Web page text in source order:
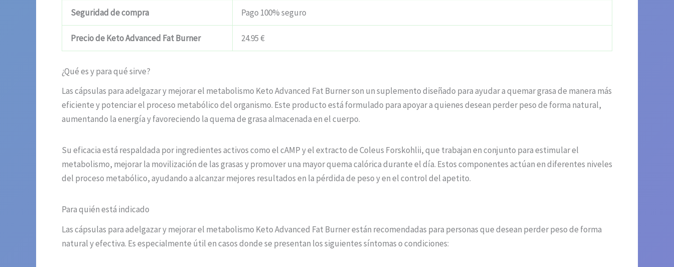
Seguridad de compra Pago 100% seguro
Precio de Keto Advanced Fat Burner 24.95 €
¿Qué es y para qué sirve?
Las cápsulas para adelgazar y mejorar el metabolismo Keto Advanced Fat Burner son un suplemento diseñado para ayudar a quemar grasa de manera más
eficiente y potenciar el proceso metabólico del organismo. Este producto está formulado para apoyar a quienes desean perder peso de forma natural,
aumentando la energía y favoreciendo la quema de grasa almacenada en el cuerpo.
Su eficacia está respaldada por ingredientes activos como el cAMP y el extracto de Coleus Forskohlii, que trabajan en conjunto para estimular el
metabolismo, mejorar la movilización de las grasas y promover una mayor quema calórica durante el día. Estos componentes actúan en diferentes niveles
del proceso metabólico, ayudando a alcanzar mejores resultados en la pérdida de peso y en el control del apetito.
Para quién está indicado
Las cápsulas para adelgazar y mejorar el metabolismo Keto Advanced Fat Burner están recomendadas para personas que desean perder peso de forma
natural y efectiva. Es especialmente útil en casos donde se presentan los siguientes síntomas o condiciones: